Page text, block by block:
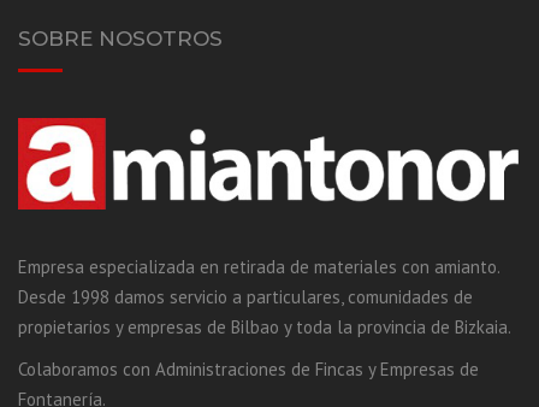
SOBRE NOSOTROS
Empresa especializada en retirada de materiales con amianto.
Desde 1998 damos servicio a particulares, comunidades de
propietarios y empresas de Bilbao y toda la provincia de Bizkaia.
Colaboramos con Administraciones de Fincas y Empresas de
Fontanería.